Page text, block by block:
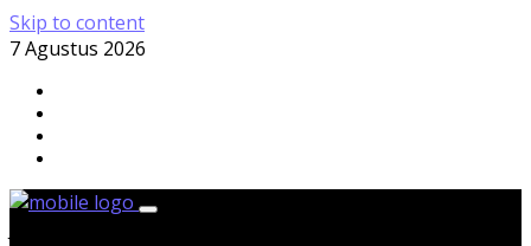
Skip to content
7 Agustus 2026